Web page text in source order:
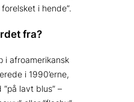
i hende”.
fra?
i afroamerikansk
i 1990’erne,
lavt blus” –